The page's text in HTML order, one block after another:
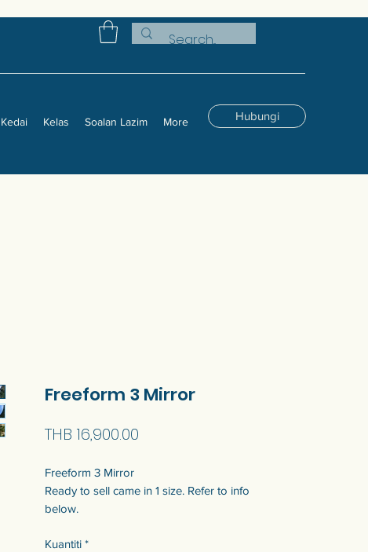
Kedai Kelas Soalan Lazim More Hubungi
Freeform 3 Mirror
THB 16,900.00
Freeform 3 Mirror
Ready to sell came in 1 size. Refer to info
below.
to us to get quotation.
Kuantiti *